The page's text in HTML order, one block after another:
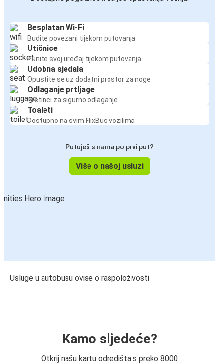
Besplatan Wi-Fi
Budite povezani tijekom putovanja
Utičnice
Punite svoj uređaj tijekom putovanja
Udobna sjedala
Opustite se uz dodatni prostor za noge
Odlaganje prtljage
Pretinci za sigurno odlaganje
Toaleti
Dostupno na svim FlixBus vozilima
Putuješ s nama po prvi put?
Više o našoj usluzi
Usluge u autobusu ovise o raspoloživosti
Kamo sljedeće?
Otkrij našu kartu odredišta s preko 8000